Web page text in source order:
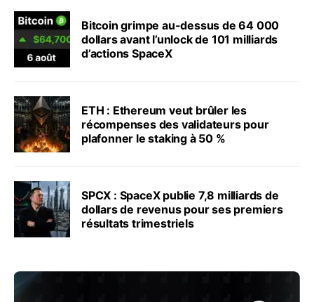
Bitcoin grimpe au-dessus de 64 000
dollars avant l’unlock de 101 milliards
d’actions SpaceX
ETH : Ethereum veut brûler les
récompenses des validateurs pour
plafonner le staking à 50 %
SPCX : SpaceX publie 7,8 milliards de
dollars de revenus pour ses premiers
résultats trimestriels